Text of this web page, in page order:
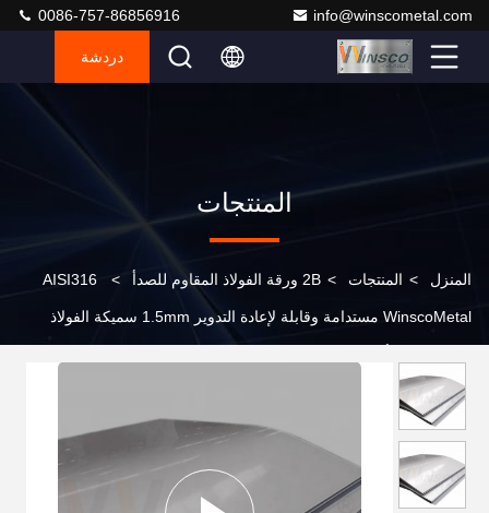
info@winscometal.com
0086-757-86856916
دردشة
المنتجات
المنزل > المنتجات > 2B ورقة الفولاذ المقاوم للصدأ >
AISI316
WinscoMetal مستدامة وقابلة لإعادة التدوير 1.5mm سميكة الفولاذ